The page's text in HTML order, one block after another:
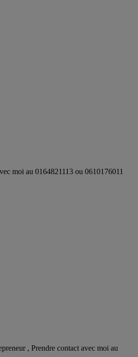
moi au 0164821113 ou 0610176011
, Prendre contact avec moi au